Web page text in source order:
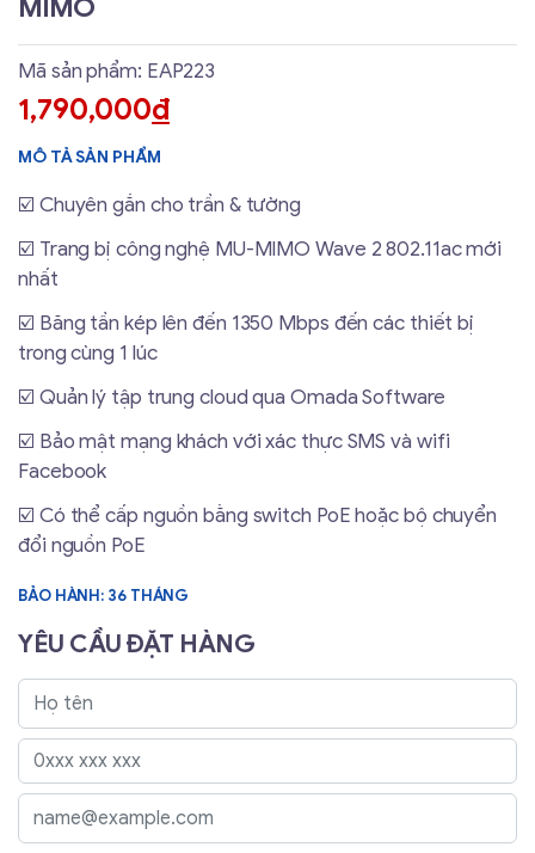
MIMO
Mã sản phẩm: EAP223
1,790,000đ
MÔ TẢ SẢN PHẨM
☑️ Chuyên gắn cho trần & tường
☑️ Trang bị công nghệ MU-MIMO Wave 2 802.11ac mới
nhất
☑️ Băng tần kép lên đến 1350 Mbps đến các thiết bị
trong cùng 1 lúc
☑️ Quản lý tập trung cloud qua Omada Software
☑️ Bảo mật mạng khách với xác thực SMS và wifi
Facebook
☑️ Có thể cấp nguồn bằng switch PoE hoặc bộ chuyển
đổi nguồn PoE
BẢO HÀNH: 36 THÁNG
YÊU CẦU ĐẶT HÀNG